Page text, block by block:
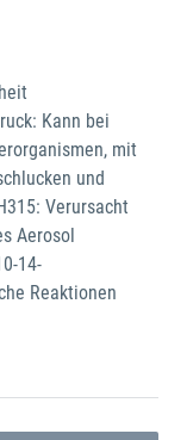
Kann bei
mit
und
Verursacht
Aerosol
14-
Reaktionen